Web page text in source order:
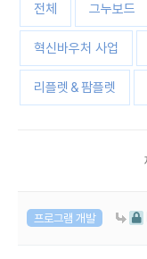
전체 그누보드
혁신바우처 사업
리플렛＆팜플렛
프로그램 개발